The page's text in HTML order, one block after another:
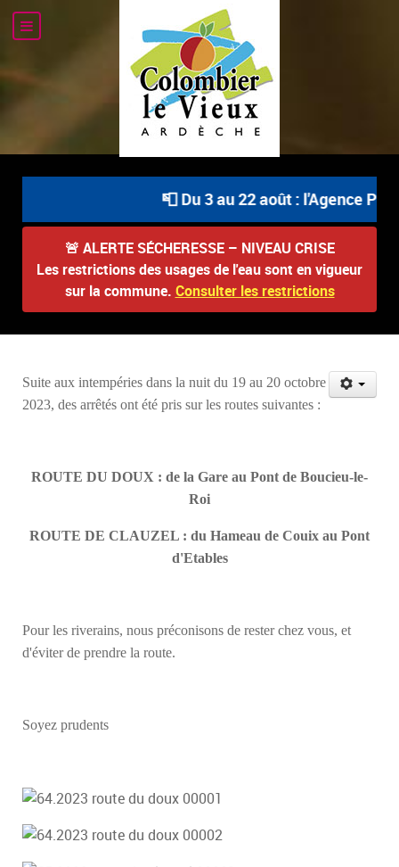
📮 Du 3 au 22 août : l'Agence
🚨 ALERTE SÉCHERESSE – NIVEAU CRISE
Les restrictions des usages de l'eau sont en vigueur
sur la commune. Consulter les restrictions
Suite aux intempéries dans la nuit du 19 au 20 octobre
2023, des arrêtés ont été pris sur les routes suivantes :
ROUTE DU DOUX : de la Gare au Pont de Boucieu-le-
Roi
ROUTE DE CLAUZEL : du Hameau de Couix au Pont
d'Etables
Pour les riverains, nous préconisons de rester chez vous, et
d'éviter de prendre la route.
Soyez prudents